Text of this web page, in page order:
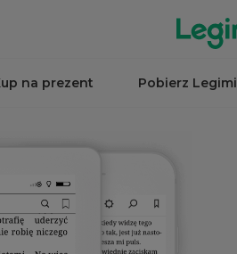
na prezent Pobierz Legimi